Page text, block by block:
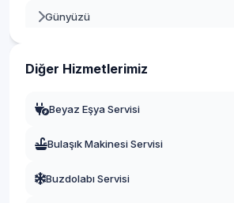
Günyüzü
Diğer Hizmetlerimiz
Beyaz Eşya Servisi
Bulaşık Makinesi Servisi
Buzdolabı Servisi